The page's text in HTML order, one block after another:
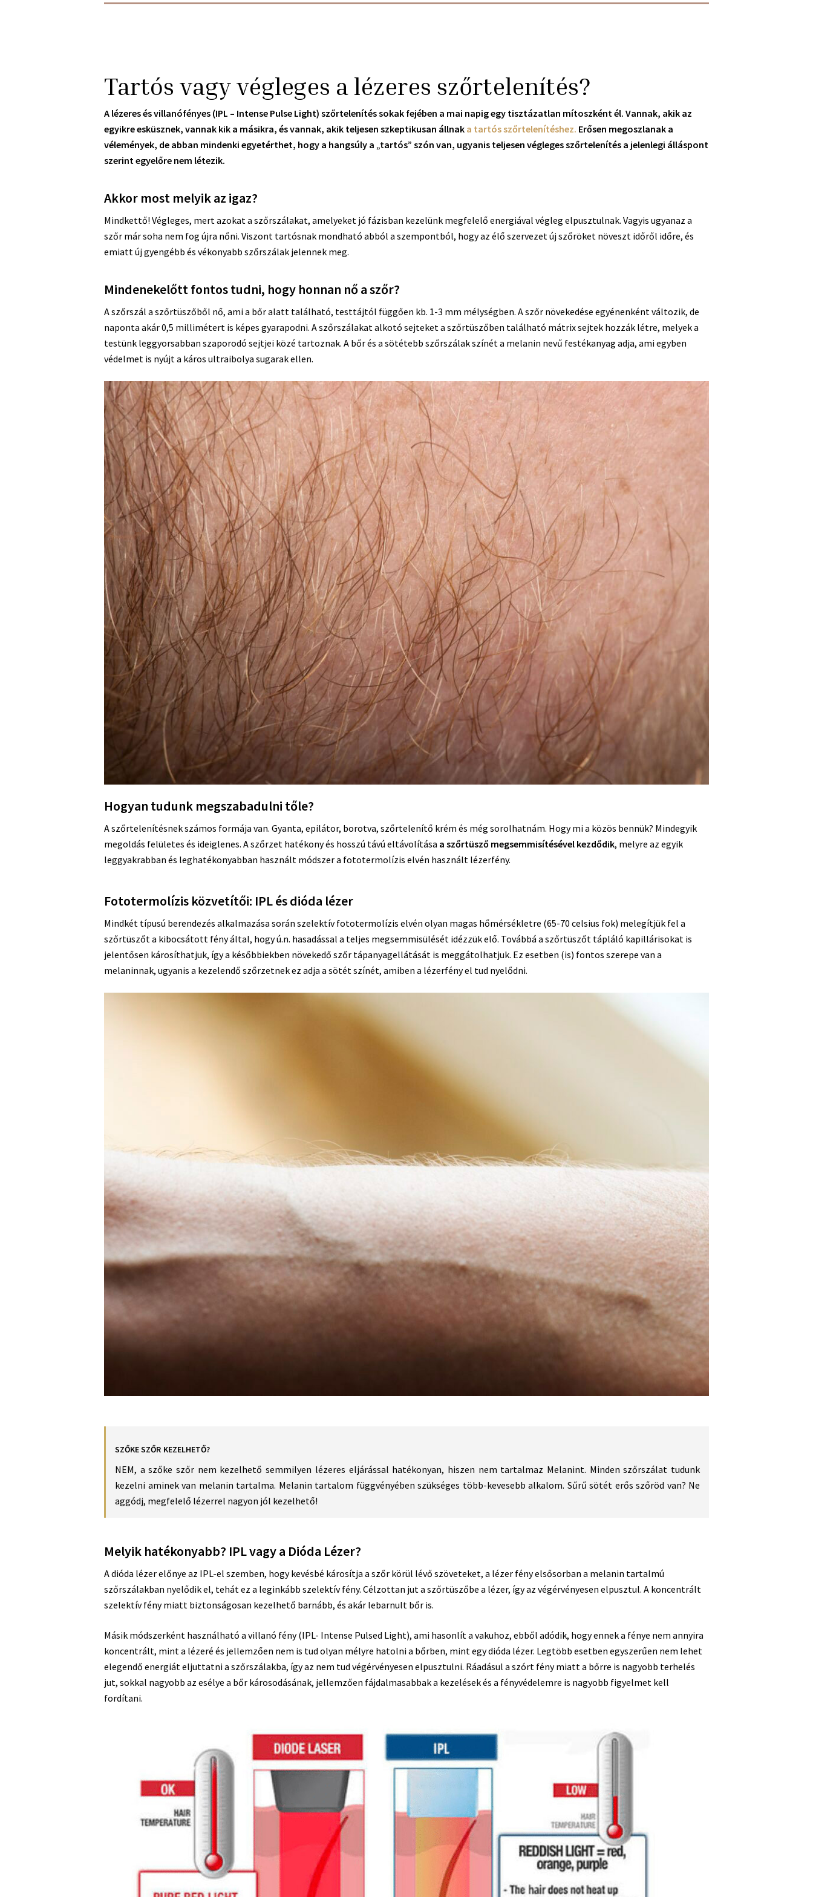
Tartós vagy végleges a lézeres szőrtelenítés?
A lézeres és villanófényes (IPL – Intense Pulse Light) szőrtelenítés sokak fejében a mai napig egy tisztázatlan mítoszként él. Vannak, akik az
egyikre esküsznek, vannak kik a másikra, és vannak, akik teljesen szkeptikusan állnak a tartós szőrtelenítéshez. Erősen megoszlanak a
vélemények, de abban mindenki egyetérthet, hogy a hangsúly a „tartós” szón van, ugyanis teljesen végleges szőrtelenítés a jelenlegi álláspont
szerint egyelőre nem létezik.
Akkor most melyik az igaz?
Mindkettő! Végleges, mert azokat a szőrszálakat, amelyeket jó fázisban kezelünk megfelelő energiával végleg elpusztulnak. Vagyis ugyanaz a
szőr már soha nem fog újra nőni. Viszont tartósnak mondható abból a szempontból, hogy az élő szervezet új szőröket növeszt időről időre, és
emiatt új gyengébb és vékonyabb szőrszálak jelennek meg.
Mindenekelőtt fontos tudni, hogy honnan nő a szőr?
A szőrszál a szőrtüszőből nő, ami a bőr alatt található, testtájtól függően kb. 1-3 mm mélységben. A szőr növekedése egyénenként változik, de
naponta akár 0,5 millimétert is képes gyarapodni. A szőrszálakat alkotó sejteket a szőrtüszőben található mátrix sejtek hozzák létre, melyek a
testünk leggyorsabban szaporodó sejtjei közé tartoznak. A bőr és a sötétebb szőrszálak színét a melanin nevű festékanyag adja, ami egyben
védelmet is nyújt a káros ultraibolya sugarak ellen.
Hogyan tudunk megszabadulni tőle?
A szőrtelenítésnek számos formája van. Gyanta, epilátor, borotva, szőrtelenítő krém és még sorolhatnám. Hogy mi a közös bennük? Mindegyik
megoldás felületes és ideiglenes. A szőrzet hatékony és hosszú távú eltávolítása a szőrtüsző megsemmisítésével kezdődik, melyre az egyik
leggyakrabban és leghatékonyabban használt módszer a fototermolízis elvén használt lézerfény.
Fototermolízis közvetítői: IPL és dióda lézer
Mindkét típusú berendezés alkalmazása során szelektív fototermolízis elvén olyan magas hőmérsékletre (65-70 celsius fok) melegítjük fel a
szőrtüszőt a kibocsátott fény által, hogy ú.n. hasadással a teljes megsemmisülését idézzük elő. Továbbá a szőrtüszőt tápláló kapillárisokat is
jelentősen károsíthatjuk, így a későbbiekben növekedő szőr tápanyagellátását is meggátolhatjuk. Ez esetben (is) fontos szerepe van a
melaninnak, ugyanis a kezelendő szőrzetnek ez adja a sötét színét, amiben a lézerfény el tud nyelődni.
SZŐKE SZŐR KEZELHETŐ?
NEM, a szőke szőr nem kezelhető semmilyen lézeres eljárással hatékonyan, hiszen nem tartalmaz Melanint. Minden szőrszálat tudunk
kezelni aminek van melanin tartalma. Melanin tartalom függvényében szükséges több-kevesebb alkalom. Sűrű sötét erős szőröd van? Ne
aggódj, megfelelő lézerrel nagyon jól kezelhető!
Melyik hatékonyabb? IPL vagy a Dióda Lézer?
A dióda lézer előnye az IPL-el szemben, hogy kevésbé károsítja a szőr körül lévő szöveteket, a lézer fény elsősorban a melanin tartalmú
szőrszálakban nyelődik el, tehát ez a leginkább szelektív fény. Célzottan jut a szőrtüszőbe a lézer, így az végérvényesen elpusztul. A koncentrált
szelektív fény miatt biztonságosan kezelhető barnább, és akár lebarnult bőr is.
Másik módszerként használható a villanó fény (IPL- Intense Pulsed Light), ami hasonlít a vakuhoz, ebből adódik, hogy ennek a fénye nem annyira
koncentrált, mint a lézeré és jellemzően nem is tud olyan mélyre hatolni a bőrben, mint egy dióda lézer. Legtöbb esetben egyszerűen nem lehet
elegendő energiát eljuttatni a szőrszálakba, így az nem tud végérvényesen elpusztulni. Ráadásul a szórt fény miatt a bőrre is nagyobb terhelés
jut, sokkal nagyobb az esélye a bőr károsodásának, jellemzően fájdalmasabbak a kezelések és a fényvédelemre is nagyobb figyelmet kell
fordítani.